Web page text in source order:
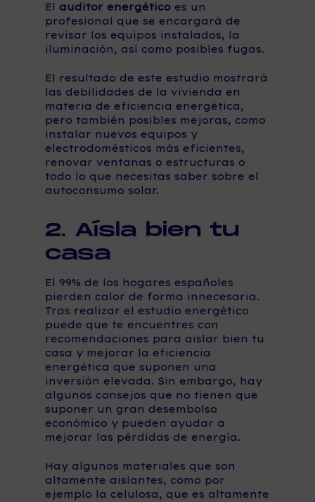
El auditor energético es un
profesional que se encargará de
revisar los equipos instalados, la
iluminación, así como posibles fugas.
El resultado de este estudio mostrará
las debilidades de la vivienda en
materia de eficiencia energética,
pero también posibles mejoras, como
instalar nuevos equipos y
electrodomésticos más eficientes,
renovar ventanas o estructuras o
todo lo que necesitas saber sobre el
autoconsumo solar.
2. Aísla bien tu
casa
El 99% de los hogares españoles
pierden calor de forma innecesaria.
Tras realizar el estudio energético
puede que te encuentres con
recomendaciones para aislar bien tu
casa y mejorar la eficiencia
energética que suponen una
inversión elevada. Sin embargo, hay
algunos consejos que no tienen que
suponer un gran desembolso
económico y pueden ayudar a
mejorar las pérdidas de energía.
Hay algunos materiales que son
altamente aislantes, como por
ejemplo la celulosa, que es altamente